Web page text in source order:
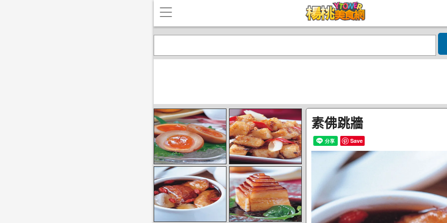
素佛跳牆
Save